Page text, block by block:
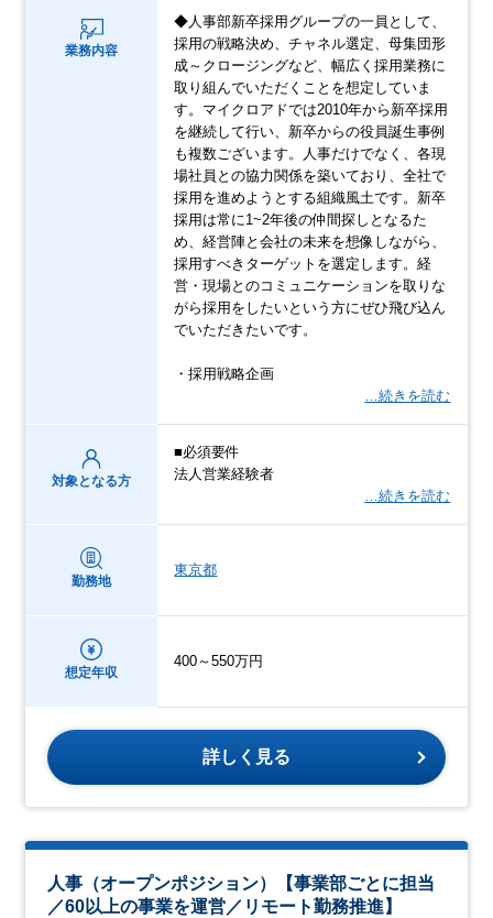
業務内容
◆人事部新卒採用グループの一員として、
採用の戦略決め、チャネル選定、母集団形
成～クロージングなど、幅広く採用業務に
取り組んでいただくことを想定していま
す。マイクロアドでは2010年から新卒採用
を継続して行い、新卒からの役員誕生事例
も複数ございます。人事だけでなく、各現
場社員との協力関係を築いており、全社で
採用を進めようとする組織風土です。新卒
採用は常に1~2年後の仲間探しとなるた
め、経営陣と会社の未来を想像しながら、
採用すべきターゲットを選定します。経
営・現場とのコミュニケーションを取りな
がら採用をしたいという方にぜひ飛び込ん
でいただきたいです。
・採用戦略企画
…続きを読む
対象となる方
■必須要件
法人営業経験者
…続きを読む
勤務地
東京都
想定年収
400～550万円
詳しく見る
人事（オープンポジション）【事業部ごとに担当
／60以上の事業を運営／リモート勤務推進】